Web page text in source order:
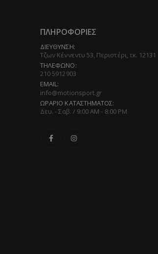
ΠΛΗΡΟΦΟΡΙΕΣ
ΔΙΕΥΘΥΝΣΗ:
Τζων Κέννεντυ 53, Περιστέρι, τκ. 12131
ΤΗΛΕΦΩΝΟ:
210 5912903
EMAIL:
info@motionsport.gr
ΩΡΑΡΙΟ ΚΑΤΑΣΤΗΜΑΤΟΣ:
Δευ. - Σαβ. / 9:00 AM - 8:00 PM